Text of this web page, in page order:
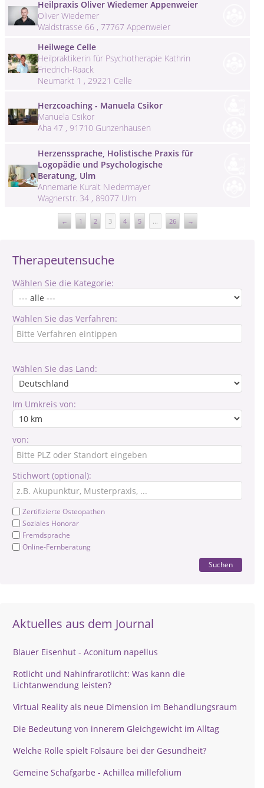
Therapeutensuche
Wählen Sie die Kategorie:
Wählen Sie das Verfahren:
Wählen Sie das Land:
Im Umkreis von:
von:
Stichwort (optional):
Zertifizierte Osteopathen
Soziales Honorar
Fremdsprache
Online-Fernberatung
Suchen
Aktuelles aus dem Journal
Blauer Eisenhut - Aconitum napellus
Rotlicht und Nahinfrarotlicht: Was kann die
Lichtanwendung leisten?
Virtual Reality als neue Dimension im Behandlungsraum
Die Bedeutung von innerem Gleichgewicht im Alltag
Welche Rolle spielt Folsäure bei der Gesundheit?
Gemeine Schafgarbe - Achillea millefolium
Heilpraxis Oliver Wiedemer Appenweier
Oliver Wiedemer
Waldstrasse 66 , 77767 Appenweier
Heilwege Celle
Heilpraktikerin für Psychotherapie Kathrin
Friedrich-Raack
Neumarkt 1 , 29221 Celle
Herzcoaching - Manuela Csikor
Manuela Csikor
Aha 47 , 91710 Gunzenhausen
Herzenssprache, Holistische Praxis für
Logopädie und Psychologische
Beratung, Ulm
Annemarie Kuralt Niedermayer
Wagnerstr. 34 , 89077 Ulm
← 1 2 3 4 5 ... 26 →